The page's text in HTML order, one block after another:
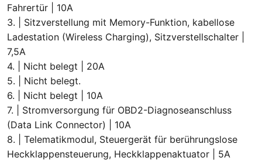
Fahrertür | 10A
3. | Sitzverstellung mit Memory-Funktion, kabellose
Ladestation (Wireless Charging), Sitzverstellschalter |
7,5A
4. | Nicht belegt | 20A
5. | Nicht belegt.
6. | Nicht belegt | 10A
7. | Stromversorgung für OBD2-Diagnoseanschluss
(Data Link Connector) | 10A
8. | Telematikmodul, Steuergerät für berührungslose
Heckklappensteuerung, Heckklappenaktuator | 5A